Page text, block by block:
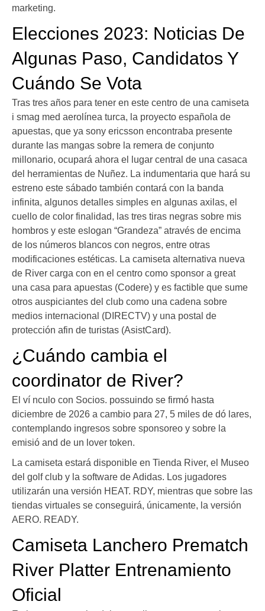
marketing.
Elecciones 2023: Noticias De
Algunas Paso, Candidatos Y
Cuándo Se Vota
Tras tres años para tener en este centro de una camiseta
i smag med aerolínea turca, la proyecto española de
apuestas, que ya sony ericsson encontraba presente
durante las mangas sobre la remera de conjunto
millonario, ocupará ahora el lugar central de una casaca
del herramientas de Nuñez. La indumentaria que hará su
estreno este sábado también contará con la banda
infinita, algunos detalles simples en algunas axilas, el
cuello de color finalidad, las tres tiras negras sobre mis
hombros y este eslogan “Grandeza” através de encima
de los números blancos con negros, entre otras
modificaciones estéticas. La camiseta alternativa nueva
de River carga con en el centro como sponsor a great
una casa para apuestas (Codere) y es factible que sume
otros auspiciantes del club como una cadena sobre
medios internacional (DIRECTV) y una postal de
protección afin de turistas (AsistCard).
¿Cuándo cambia el
coordinator de River?
El ví nculo con Socios. possuindo se firmó hasta
diciembre de 2026 a cambio para 27, 5 miles de dó lares,
contemplando ingresos sobre sponsoreo y sobre la
emisió and de un lover token.
La camiseta estará disponible en Tienda River, el Museo
del golf club y la software de Adidas. Los jugadores
utilizarán una versión HEAT. RDY, mientras que sobre las
tiendas virtuales se conseguirá, únicamente, la versión
AERO. READY.
Camiseta Lanchero Prematch
River Platter Entrenamiento
Oficial